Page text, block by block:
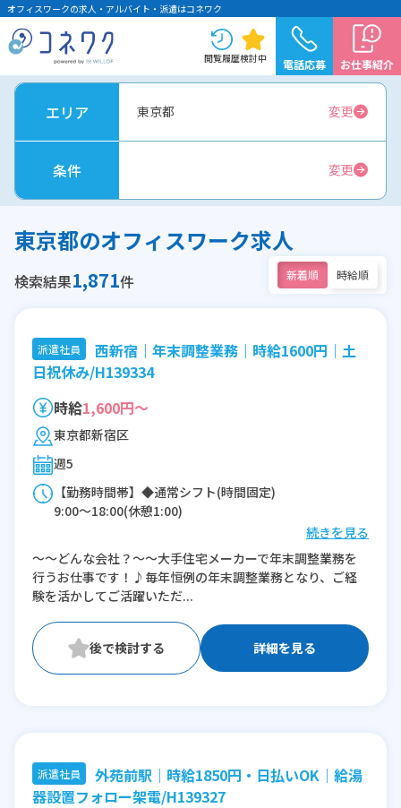
オフィスワークの求人・アルバイト・派遣はコネワク
閲覧履歴検討中 電話応募 お仕事紹介
エリア 東京都 変更
条件 変更
東京都のオフィスワーク求人
検索結果1,871件 新着順 時給順
派遣社員
西新宿｜年末調整業務｜時給1600円｜土
日祝休み/H139334
時給1,600円～
東京都新宿区
週5
【勤務時間帯】◆通常シフト(時間固定)
9:00〜18:00(休憩1:00)
※残業：10〜20時間程度/月
続きを見る
～～どんな会社？～～大手住宅メーカーで年末調整業務を
行うお仕事です！♪毎年恒例の年末調整業務となり、ご経
験を活かしてご活躍いただ...
詳細を見る
派遣社員
外苑前駅｜時給1850円・日払いOK｜給湯
器設置フォロー架電/H139327